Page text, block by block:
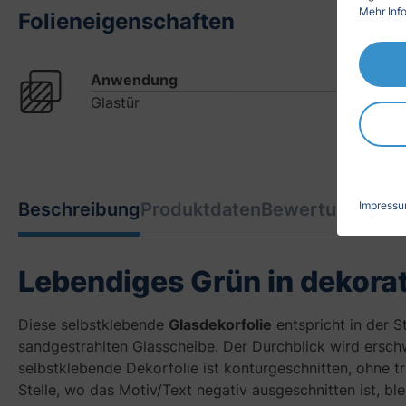
Folieneigenschaften
Anwendung
Glastür
BeschreibungProduktdatenBewertungen 2
Lebendiges Grün in
Diese selbstklebende Glasdekorfolie entspricht in der
sandgestrahlten Glasscheibe. Der Durchblick wird
selbstklebende Dekorfolie ist konturgeschnitten, ohne
Stelle, wo das Motiv/Text negativ ausgeschnitten ist,
Mehr